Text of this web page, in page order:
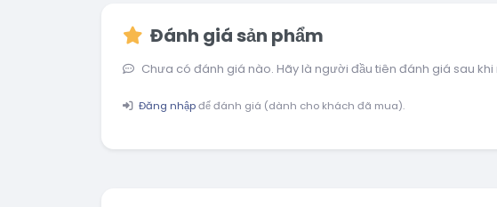
Đánh giá sản phẩm
Chưa có đánh giá nào. Hãy là người đầu tiên đánh giá sau khi
Đăng nhậpđể đánh giá (dành cho khách đã mua).